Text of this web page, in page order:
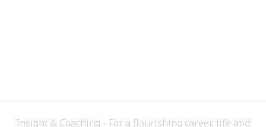
Insight & Coaching - For a flourishing career, life and